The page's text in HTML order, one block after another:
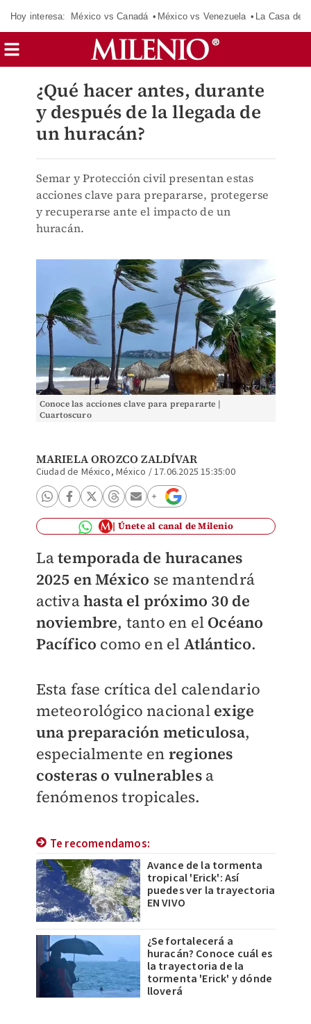
Hoy interesa: México vs Canadá México vs Venezuela La Casa de
¿Qué hacer antes, durante
y después de la llegada de
un huracán?
Semar y Protección civil presentan estas
acciones clave para prepararse, protegerse
y recuperarse ante el impacto de un
huracán.
Conoce las acciones clave para prepararte |
Cuartoscuro
MARIELA OROZCO ZALDÍVAR
Ciudad de México, México /17.06.2025 15:35:00
Únete al canal de Milenio
Latemporada de huracanes
2025 en México se mantendrá
activahasta el próximo 30 de
noviembre, tanto en el Océano
Pacífico como en el Atlántico.
Esta fase crítica del calendario
meteorológico nacional exige
una preparación meticulosa,
especialmente en regiones
costeras o vulnerablesa
fenómenos tropicales.
Te recomendamos:
Avance de la tormenta
tropical 'Erick': Así
puedes ver la trayectoria
EN VIVO
¿Se fortalecerá a
huracán? Conoce cuál es
la trayectoria de la
tormenta 'Erick' y dónde
lloverá